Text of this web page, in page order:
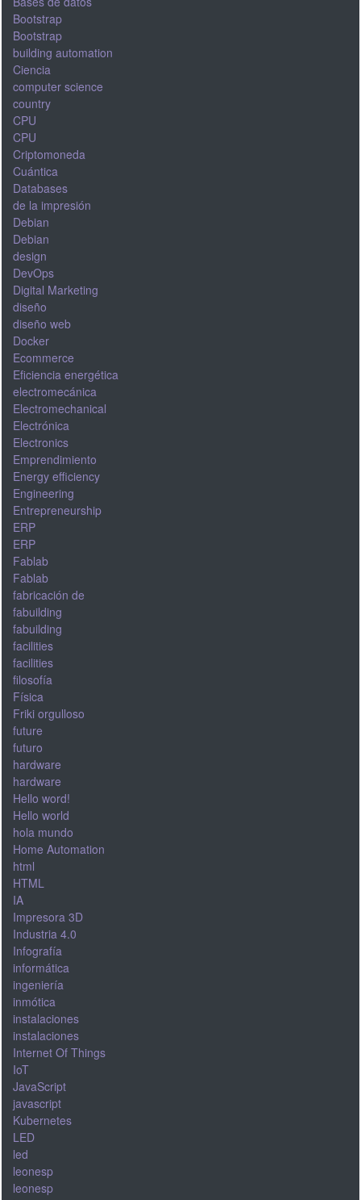
Bootstrap
Bootstrap
building automation
Ciencia
computer science
country
CPU
CPU
Criptomoneda
Cuántica
Databases
de la impresión
Debian
Debian
design
DevOps
Digital Marketing
diseño
diseño web
Docker
Ecommerce
Eficiencia energética
electromecánica
Electromechanical
Electrónica
Electronics
Emprendimiento
Energy efficiency
Engineering
Entrepreneurship
ERP
ERP
Fablab
Fablab
fabricación de
fabuilding
fabuilding
facilities
facilities
filosofía
Física
Friki orgulloso
future
futuro
hardware
hardware
Hello word!
Hello world
hola mundo
Home Automation
html
HTML
IA
Impresora 3D
Industria 4.0
Infografía
informática
ingeniería
inmótica
instalaciones
instalaciones
Internet Of Things
IoT
JavaScript
javascript
Kubernetes
LED
led
leonesp
leonesp